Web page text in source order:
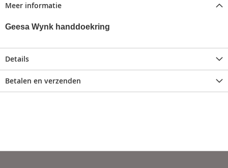
Meer informatie
Geesa Wynk handdoekring
Details
Betalen en verzenden